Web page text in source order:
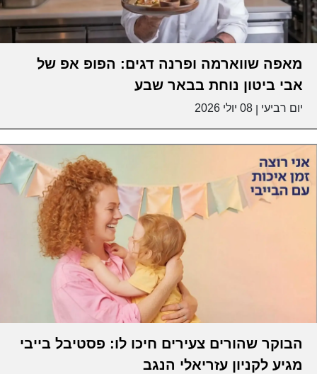
מאפה שווארמה ופרנה דגים: הפופ אפ של
אבי ביטון נוחת בבאר שבע
יום רביעי 08 יולי 2026
הבוקר שהורים צעירים חיכו לו: פסטיבל בייבי
מגיע לקניון עזריאלי הנגב